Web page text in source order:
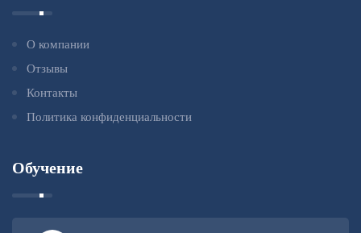
О компании
Отзывы
Контакты
Политика конфиденциальности
Обучение